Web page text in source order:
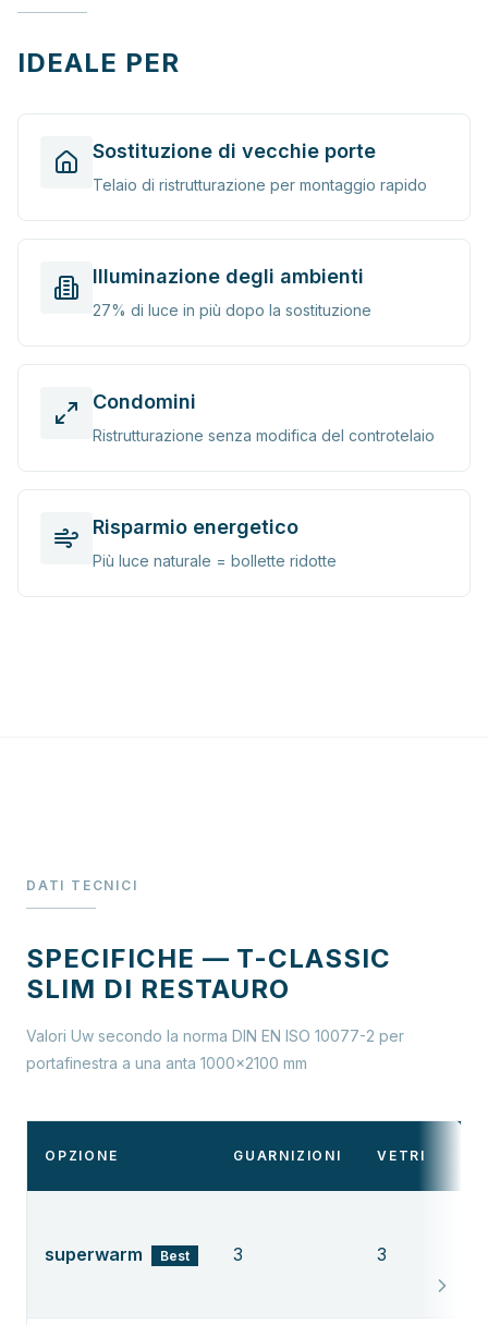
IDEALE PER
Sostituzione di vecchie porte
Telaio di ristrutturazione per montaggio rapido
Illuminazione degli ambienti
27% di luce in più dopo la sostituzione
Condomini
Ristrutturazione senza modifica del controtelaio
Risparmio energetico
Più luce naturale = bollette ridotte
DATI TECNICI
SPECIFICHE — T-CLASSIC
SLIM DI RESTAURO
Valori Uw secondo la norma DIN EN ISO 10077-2 per
portafinestra a una anta 1000×2100 mm
OPZIONE GUARNIZIONI VETRI
superwarm Best 3 3